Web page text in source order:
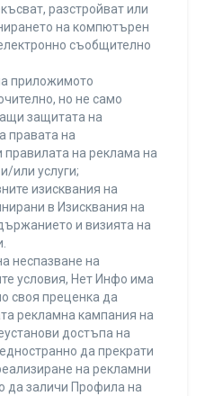
разстройват или
на компютърен
съобщително
приложимото
но не само
защитата на
правата на
правилата на реклама на
или услуги;
изисквания на
в Изисквания на
и визията на
неспазване на
условия, Нет Инфо има
своя преценка да
рекламна кампания на
достъпа на
да прекрати
на рекламни
да заличи Профила на